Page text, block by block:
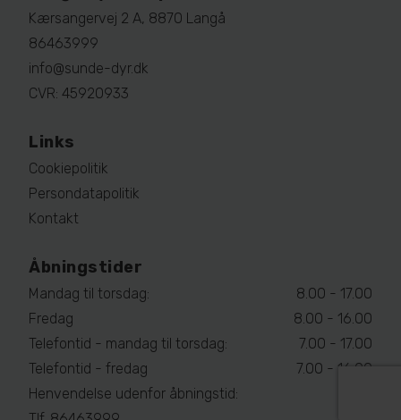
Kærsangervej 2 A, 8870 Langå
86463999
info@sunde-dyr.dk
CVR: 45920933
Links
Cookiepolitik
Persondatapolitik
Kontakt
Åbningstider
Mandag til torsdag:
8.00 - 17.00
Fredag
8.00 - 16.00
Telefontid - mandag til torsdag:
7.00 - 17.00
Telefontid - fredag
7.00 - 16.00
Henvendelse udenfor åbningstid: